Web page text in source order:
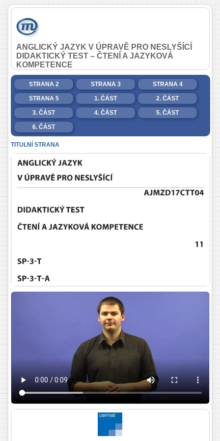
ANGLICKÝ JAZYK V ÚPRAVĚ PRO NESLYŠÍCÍ
DIDAKTICKÝ TEST – ČTENÍ A JAZYKOVÁ
KOMPETENCE
STRANA 2 STRANA 3 STRANA 4
STRANA 5 1. ČÁST 2. ČÁST
3. ČÁST 4. ČÁST 5. ČÁST
6. ČÁST
TITULNÍ STRANA